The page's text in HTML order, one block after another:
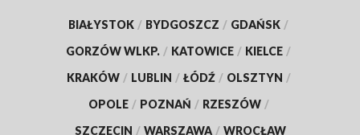
BIAŁYSTOK / BYDGOSZCZ / GDAŃSK /
GORZÓW WLKP. / KATOWICE / KIELCE /
KRAKÓW / LUBLIN / ŁÓDŹ / OLSZTYN /
OPOLE / POZNAŃ / RZESZÓW /
SZCZECIN / WARSZAWA / WROCŁAW